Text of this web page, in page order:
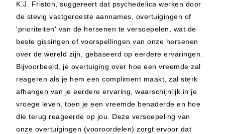
K.J. Friston, suggereert dat psychedelica werken door
de stevig vastgeroeste aannames, overtuigingen of
'prioriteiten' van de hersenen te versoepelen, wat de
beste gissingen of voorspellingen van onze hersenen
over de wereld zijn, gebaseerd op eerdere ervaringen.
Bijvoorbeeld, je overtuiging over hoe een vreemde zal
reageren als je hem een compliment maakt, zal sterk
afhangen van je eerdere ervaring, waarschijnlijk in je
vroege leven, toen je een vreemde benaderde en hoe
die terug reageerde op jou. Deze versoepeling van
onze overtuigingen (vooroordelen) zorgt ervoor dat